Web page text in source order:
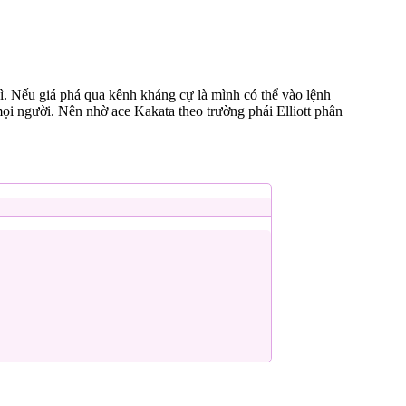
giá phá qua kênh kháng cự là mình có thể vào lệnh
người. Nên nhờ ace Kakata theo trường phái Elliott phân